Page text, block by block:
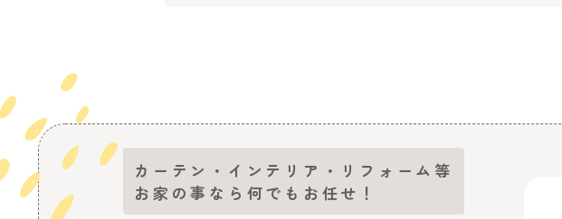
カーテン・インテリア・リフォーム等
お家の事なら何でもお任せ！